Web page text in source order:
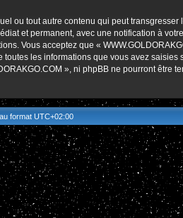
ou tout autre contenu qui peut transgresser
et permanent, avec une notification à
Vous acceptez que «
les informations que vous avez saisies
», ni phpBB ne pourront être
format UTC+02:00